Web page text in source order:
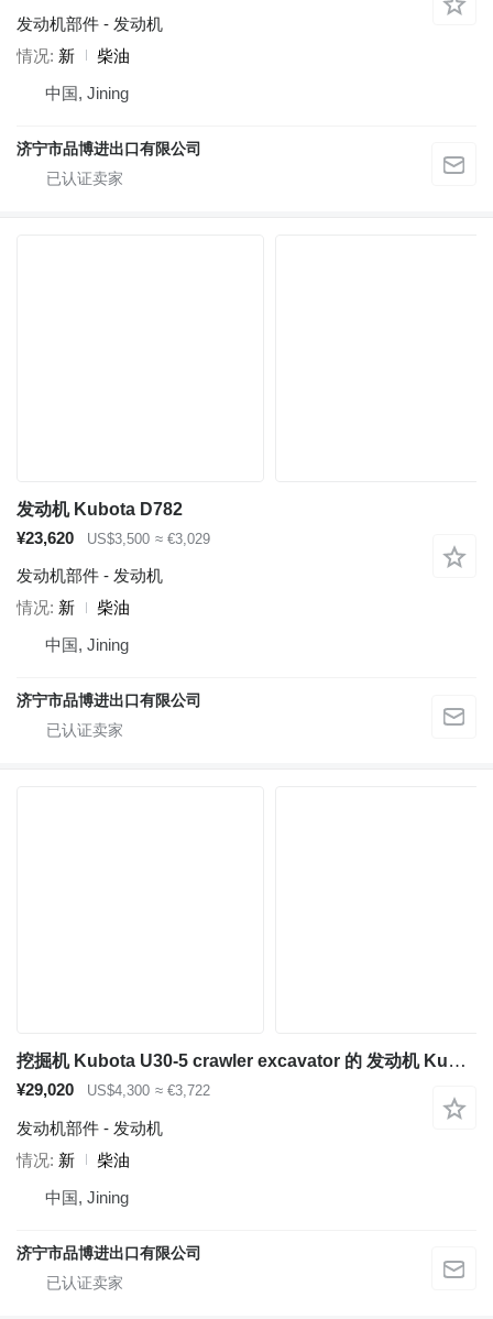
发动机部件 - 发动机
情况 新
柴油
中国, Jining
济宁市品博进出口有限公司
发动机 Kubota D782
¥23,620
US$3,500 ≈ €3,029
发动机部件 - 发动机
情况 新
柴油
中国, Jining
济宁市品博进出口有限公司
挖掘机 Kubota U30-5 crawler excavator 的 发动机 Kubota D1703
¥29,020 US$4,300 ≈ €3,722
发动机部件 - 发动机
情况 新
柴油
中国, Jining
济宁市品博进出口有限公司